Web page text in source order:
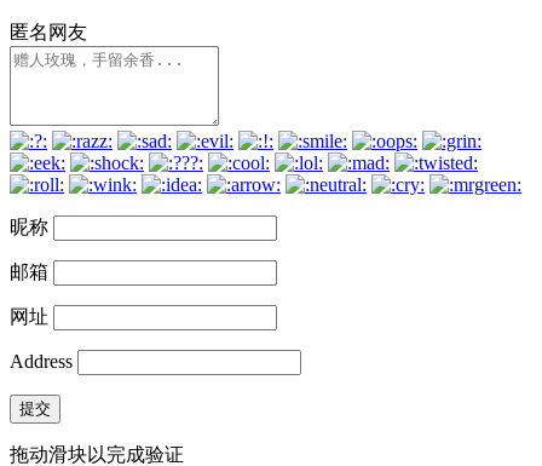
匿名网友
昵称
邮箱
网址
Address
提交
拖动滑块以完成验证